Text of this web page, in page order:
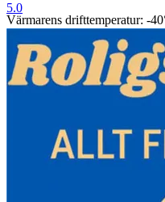
Värmarens drifttemperatur: -
Oljepumpens drifttemperatur:
Applikationer: 1-
bussar, skåpbilar, lastbilar,
Värmarens mått: 38 x 25,5 x
5.0